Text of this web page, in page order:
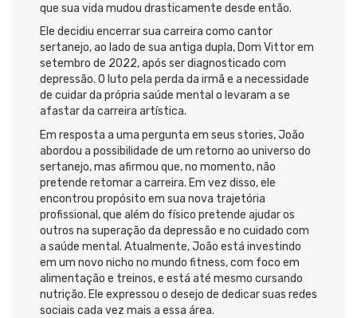
que sua vida mudou drasticamente desde então.
Ele decidiu encerrar sua carreira como cantor
sertanejo, ao lado de sua antiga dupla, Dom Vittor em
setembro de 2022, após ser diagnosticado com
depressão. O luto pela perda da irmã e a necessidade
de cuidar da própria saúde mental o levaram a se
afastar da carreira artística.
Em resposta a uma pergunta em seus stories, João
abordou a possibilidade de um retorno ao universo do
sertanejo, mas afirmou que, no momento, não
pretende retomar a carreira. Em vez disso, ele
encontrou propósito em sua nova trajetória
profissional, que além do físico pretende ajudar os
outros na superação da depressão e no cuidado com
a saúde mental. Atualmente, João está investindo
em um novo nicho no mundo fitness, com foco em
alimentação e treinos, e está até mesmo cursando
nutrição. Ele expressou o desejo de dedicar suas redes
sociais cada vez mais a essa área.